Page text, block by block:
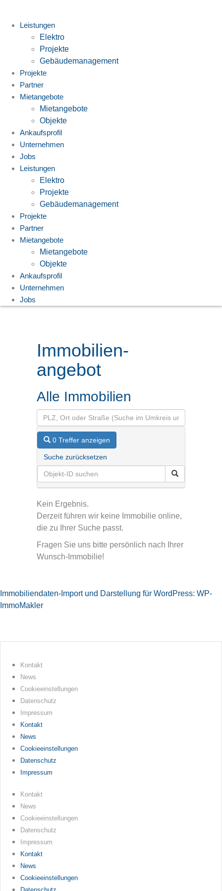
springenLeistungen
Elektro
Projekte
Gebäudemanagement
Projekte
Partner
Mietangebote
Mietangebote
Objekte
Ankaufsprofil
Unternehmen
Jobs
Leistungen
Elektro
Projekte
Gebäudemanagement
Projekte
Partner
Mietangebote
Mietangebote
Objekte
Ankaufsprofil
Unternehmen
Jobs
Immobilien­
angebot
Alle Immobilien
0 Treffer anzeigen
Suche zurücksetzen
Kein Ergebnis.
Derzeit führen wir keine Immobilie online,
die zu Ihrer Suche passt.
Fragen Sie uns bitte persönlich nach Ihrer
Wunsch-Immobilie!
Immobiliendaten-Import und Darstellung für WordPress: WP-
ImmoMakler
Kontakt
News
Cookieeinstellungen
Datenschutz
Impressum
Kontakt
News
Cookieeinstellungen
Datenschutz
Impressum
Kontakt
News
Cookieeinstellungen
Datenschutz
Impressum
Kontakt
News
Cookieeinstellungen